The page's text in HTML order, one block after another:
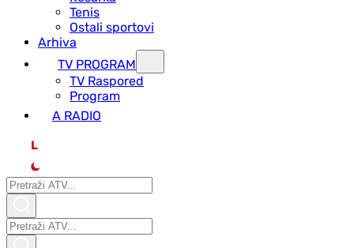
Tenis
Ostali sportovi
Arhiva
TV PROGRAM
ТV Raspored
Program
A RADIO
L